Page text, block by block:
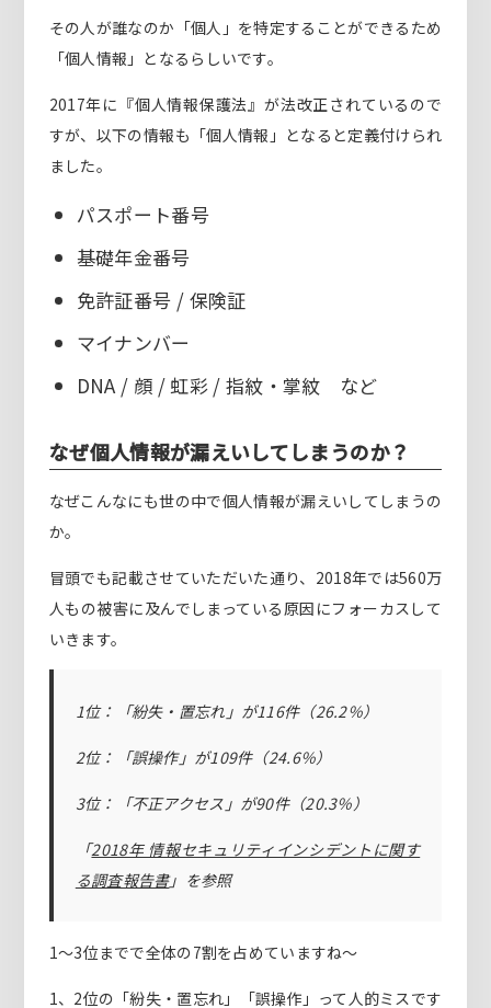
その人が誰なのか「個人」を特定することができるため
「個人情報」となるらしいです。
2017年に『個人情報保護法』が法改正されているので
すが、以下の情報も「個人情報」となると定義付けられ
ました。
パスポート番号
基礎年金番号
免許証番号 / 保険証
マイナンバー
DNA / 顔 / 虹彩 / 指紋・掌紋 など
なぜ個人情報が漏えいしてしまうのか？
なぜこんなにも世の中で個人情報が漏えいしてしまうの
か。
冒頭でも記載させていただいた通り、2018年では560万
人もの被害に及んでしまっている原因にフォーカスして
いきます。
1位：「紛失・置忘れ」が116件（26.2％）
2位：「誤操作」が109件（24.6％）
3位：「不正アクセス」が90件（20.3％）
「2018年 情報セキュリティインシデントに関す
る調査報告書」を参照
1〜3位までで全体の7割を占めていますね〜
1、2位の「紛失・置忘れ」「誤操作」って人的ミスです